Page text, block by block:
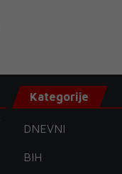
Kategorije
DNEVNI
BIH